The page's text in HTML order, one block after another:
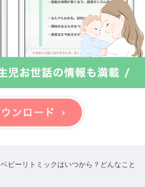
ベビーリトミックはいつから？どんなこと